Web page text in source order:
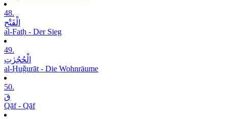
48.
الْفَتْحِ
al-Fatḥ - Der Sieg
49.
الْحُجُرٰتِ
al-Ḥuǧurāt - Die Wohnräume
50.
قٓ
Qāf - Qāf